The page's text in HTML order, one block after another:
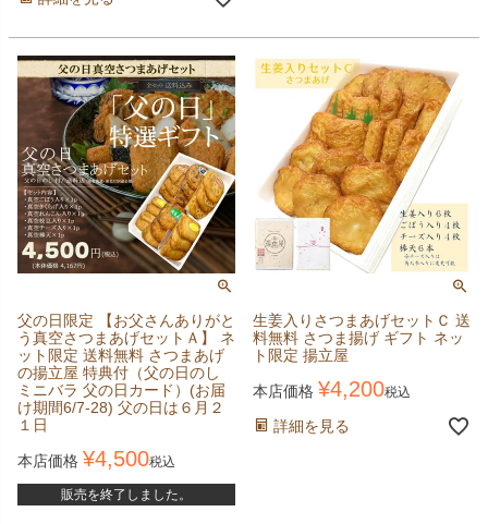
父の日限定 【お父さんありがと
う真空さつまあげセットＡ】 ネ
ット限定 送料無料 さつまあげ
の揚立屋 特典付（父の日のし
ミニバラ 父の日カード）(お届
け期間6/7-28) 父の日は６月２
１日
本店価格 ¥4,500税込
販売を終了しました。
生姜入りさつまあげセットＣ 送
料無料 さつま揚げ ギフト ネッ
ト限定 揚立屋
本店価格 ¥4,200税込
詳細を見る